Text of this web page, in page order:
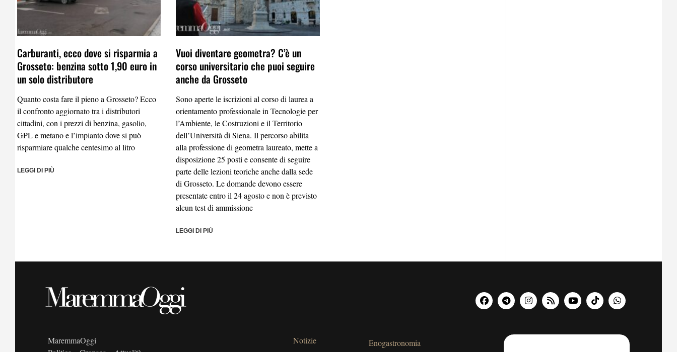
Carburanti, ecco dove si risparmia a
Grosseto: benzina sotto 1,90 euro in
un solo distributore
Quanto costa fare il pieno a Grosseto? Ecco
il confronto aggiornato tra i distributori
cittadini, con i prezzi di benzina, gasolio,
GPL e metano e l’impianto dove si può
risparmiare qualche centesimo al litro
LEGGI DI PIÙ
Vuoi diventare geometra? C’è un
corso universitario che puoi seguire
anche da Grosseto
Sono aperte le iscrizioni al corso di laurea a
orientamento professionale in Tecnologie per
l’Ambiente, le Costruzioni e il Territorio
dell’Università di Siena. Il percorso abilita
alla professione di geometra laureato, mette a
disposizione 25 posti e consente di seguire
parte delle lezioni teoriche anche dalla sede
di Grosseto. Le domande devono essere
presentate entro il 24 agosto e non è previsto
alcun test di ammissione
LEGGI DI PIÙ
MaremmaOggi
Notizie
Enogastronomia